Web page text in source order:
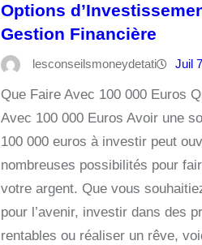
Options
Gestion Financière
lesconseilsmoneydetati Juil
Que Faire Avec 100 000 Euros
Avec 100 000 Euros Avoir une
100 000 euros à investir peut
nombreuses possibilités pour
votre argent. Que vous
pour l’avenir, investir dans des
rentables ou réaliser un rêve,